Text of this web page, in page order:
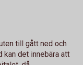
till gått ned och
kan det innebära att